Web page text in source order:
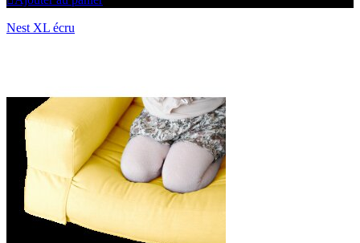
Nest XL écru